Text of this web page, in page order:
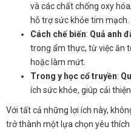
và các chất chống oxy
hỗ trợ sức khỏe tim mạch.
Cách chế biến: Quả anh
trong ẩm thực, từ việc ăn
hoặc làm mứt.
Trong y học cổ truyền:
ích sức khỏe, giúp cải
Với tất cả những lợi ích này,
trở thành một lựa chọn yêu